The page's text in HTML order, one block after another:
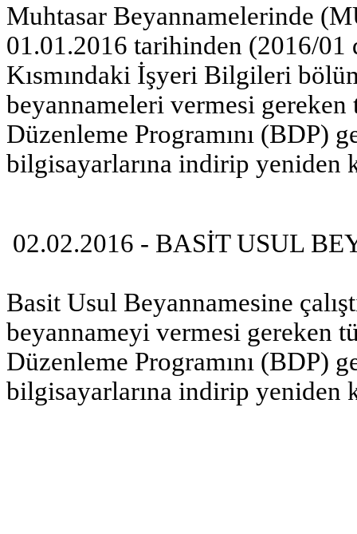
Muhtasar Beyannamelerinde
01.01.2016 tarihinden (2016/
Kısmındaki İşyeri Bilgileri
beyannameleri vermesi
Düzenleme Programını (BDP)
bilgisayarlarına indirip yeniden
02.02.2016 - BASİT USUL
Basit Usul Beyannamesine
beyannameyi vermesi gereken
Düzenleme Programını (BDP)
bilgisayarlarına indirip yeniden